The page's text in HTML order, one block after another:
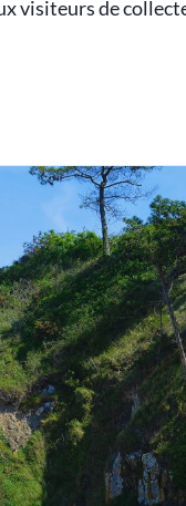
visiteurs de